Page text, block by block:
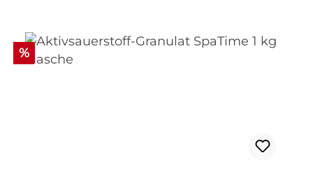
Rabatt
%